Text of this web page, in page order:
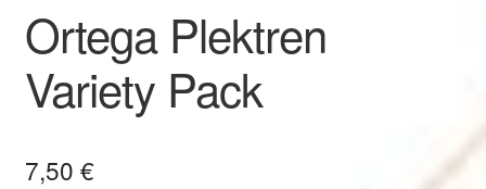
Ortega Plektren
Variety Pack
7,50 €